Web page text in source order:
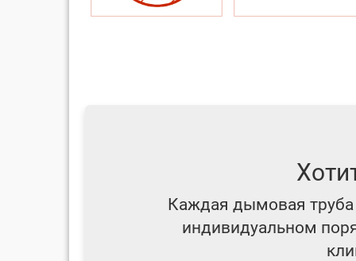
Каждая дымовая труба
индивидуальном